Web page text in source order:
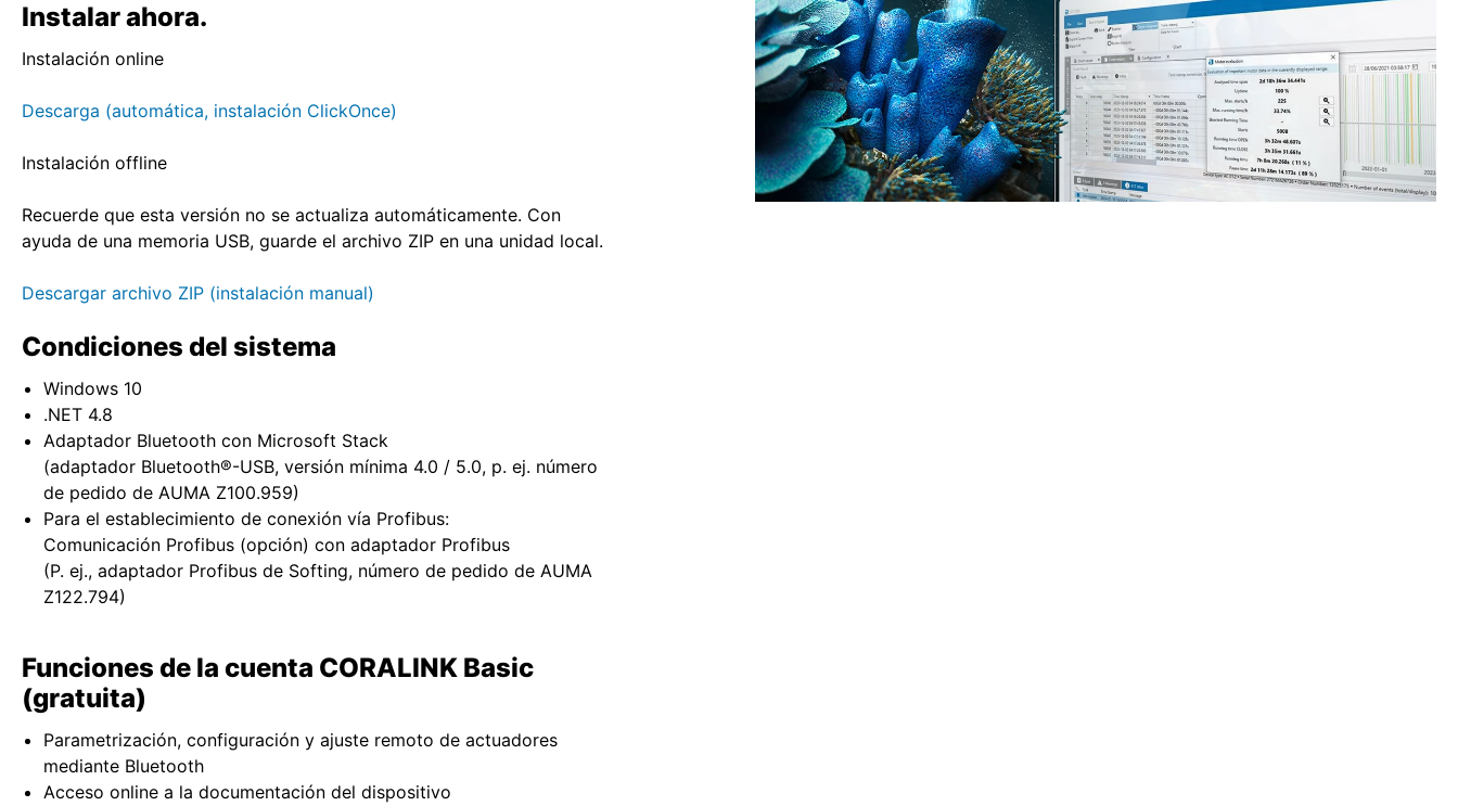
Instalar ahora.
Instalación online
Descarga (automática, instalación ClickOnce)
Instalación offline
Recuerde que esta versión no se actualiza automáticamente. Con
ayuda de una memoria USB, guarde el archivo ZIP en una unidad local.
Descargar archivo ZIP (instalación manual)
Condiciones del sistema
Windows 10
.NET 4.8
Adaptador Bluetooth con Microsoft Stack
(adaptador Bluetooth®-USB, versión mínima 4.0 / 5.0, p. ej. número
de pedido de AUMA Z100.959)
Para el establecimiento de conexión vía Profibus:
Comunicación Profibus (opción) con adaptador Profibus
(P. ej., adaptador Profibus de Softing, número de pedido de AUMA
Z122.794)
Funciones de la cuenta CORALINK Basic
(gratuita)
Parametrización, configuración y ajuste remoto de actuadores
mediante Bluetooth
Acceso online a la documentación del dispositivo